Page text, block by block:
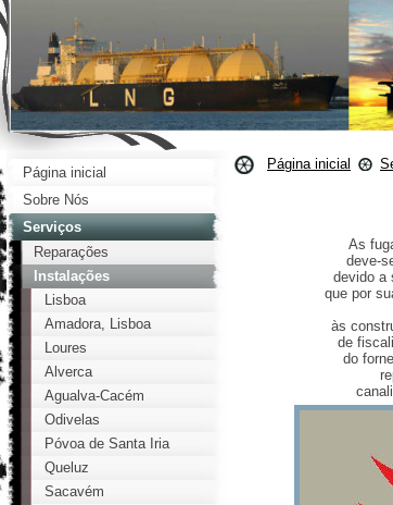
Página inicial
As
deve-
devido a
que por
às
de
do
Página inicial
Sobre Nós
Serviços
Reparações
Instalações
Lisboa
Amadora, Lisboa
Loures
Alverca
Agualva-Cacém
Odivelas
Póvoa de Santa Iria
Queluz
Sacavém